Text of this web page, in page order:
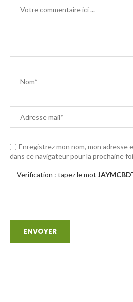
Enregistrez mon nom, mon adresse
dans ce navigateur pour la prochaine
Verification : tapez le mot